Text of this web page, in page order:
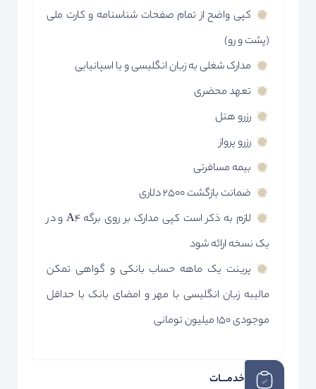
کپی واضح از تمام صفحات شناسنامه و کارت ملی
(پشت و رو)
مدارک شغلی به زبان انگلیسی و یا اسپانیایی
تعهد محضری
رزرو هتل
رزرو پرواز
بیمه مسافرتی
ضمانت بازگشت 2500 دلاری
لازم به ذکر است کپی مدارک بر روی برگه A4 و در
یک نسخه ارائه شود
پرینت یک ماهه حساب بانکی و گواهی تمکن
مالیبه زبان انگلیسی با مهر و امضای بانک با حداقل
موجودی 150 میلیون تومانی
خدمـــات